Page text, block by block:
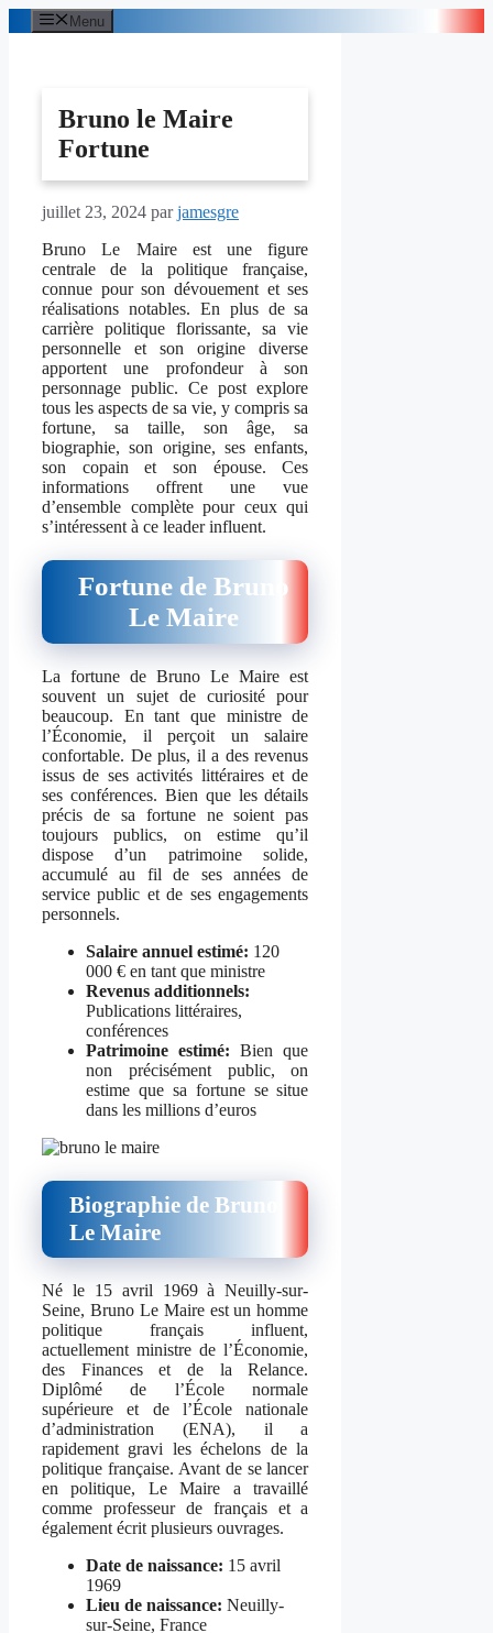
Aller
au
Menu
Bruno le Maire
Fortune
juillet 23, 2024 parjamesgre
Bruno Le Maire est une figure
centrale de la politique française,
connue pour son dévouement et ses
réalisations notables. En plus de sa
carrière politique florissante, sa vie
personnelle et son origine diverse
apportent une profondeur à son
personnage public. Ce post explore
tous les aspects de sa vie, y compris sa
fortune, sa taille, son âge, sa
biographie, son origine, ses enfants,
son copain et son épouse. Ces
informations offrent une vue
d’ensemble complète pour ceux qui
s’intéressent à ce leader influent.
Fortune de Bruno
Le Maire
La fortune de Bruno Le Maire est
souvent un sujet de curiosité pour
beaucoup. En tant que ministre de
l’Économie, il perçoit un salaire
confortable. De plus, il a des revenus
issus de ses activités littéraires et de
ses conférences. Bien que les détails
précis de sa fortune ne soient pas
toujours publics, on estime qu’il
dispose d’un patrimoine solide,
accumulé au fil de ses années de
service public et de ses engagements
personnels.
Salaire annuel estimé: 120
000 € en tant que ministre
Revenus additionnels:
Publications littéraires,
conférences
Patrimoine estimé: Bien que
non précisément public, on
estime que sa fortune se situe
dans les millions d’euros
Biographie de Bruno
Le Maire
Né le 15 avril 1969 à Neuilly-sur-
Seine, Bruno Le Maire est un homme
politique français influent,
actuellement ministre de l’Économie,
des Finances et de la Relance.
Diplômé de l’École normale
supérieure et de l’École nationale
d’administration (ENA), il a
rapidement gravi les échelons de la
politique française. Avant de se lancer
en politique, Le Maire a travaillé
comme professeur de français et a
également écrit plusieurs ouvrages.
Date de naissance: 15 avril
1969
Lieu de naissance: Neuilly-
sur-Seine, France